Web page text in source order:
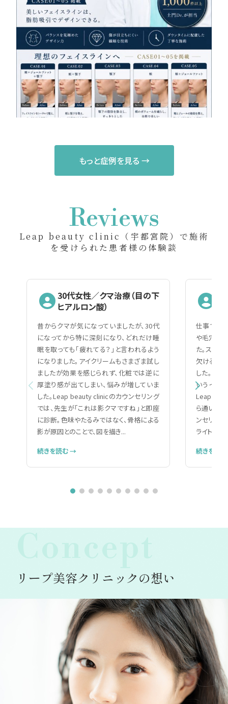
もっと症例を見る →
Reviews
Leap beauty clinic（宇都宮院）で施術
を受けられた患者様の体験談
30代女性／クマ治療（目の下
ヒアルロン酸）
昔からクマが気になっていましたが、30代
になってから特に深刻になり、どれだけ睡
眠を取っても「疲れてる？」と言われるよう
になりました。アイクリームもさまざま試し
ましたが効果を感じられず、化粧では逆に
厚塗り感が出てしまい、悩みが増していま
した。Leap beauty clinicのカウンセリング
では、先生が「これは影クマですね」と即座
に診断。色味やたるみではなく、骨格による
影が原因とのことで、図を描き...
続きを読む →
仕事で人
や毛穴の
た。スキ
欠ける自
した。美
いうイメ
Leap
ら通いや
ンセリン
ライトで細
続きを読
リープ美容クリニックの想い